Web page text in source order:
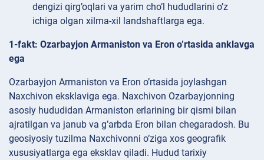
dengizi qirg’oqlari va yarim cho’l hududlarini o’z
ichiga olgan xilma-xil landshaftlarga ega.
1-fakt: Ozarbayjon Armaniston va Eron o’rtasida anklavga
ega
Ozarbayjon Armaniston va Eron o’rtasida joylashgan
Naxchivon eksklaviga ega. Naxchivon Ozarbayjonning
asosiy hududidan Armaniston erlarining bir qismi bilan
ajratilgan va janub va g’arbda Eron bilan chegaradosh. Bu
geosiyosiy tuzilma Naxchivonni o’ziga xos geografik
xususiyatlarga ega eksklav qiladi. Hudud tarixiy